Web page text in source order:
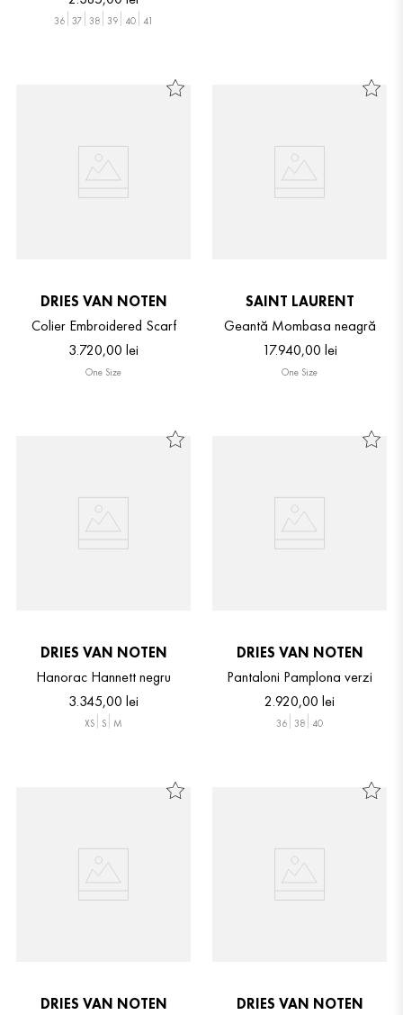
36 37 38 39 40 41
DRIES VAN NOTEN
Colier Embroidered Scarf
3.720,00 lei
One Size
SAINT LAURENT
Geantă Mombasa neagră
17.940,00 lei
One Size
DRIES VAN NOTEN
Hanorac Hannett negru
3.345,00 lei
XS S M
DRIES VAN NOTEN
Pantaloni Pamplona verzi
2.920,00 lei
36 38 40
DRIES VAN NOTEN
DRIES VAN NOTEN